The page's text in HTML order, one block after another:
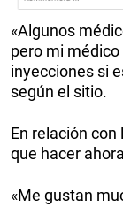
«Algunos
pero mi
inyecciones si
según el sitio.
En relación
que hacer
«Me gustan